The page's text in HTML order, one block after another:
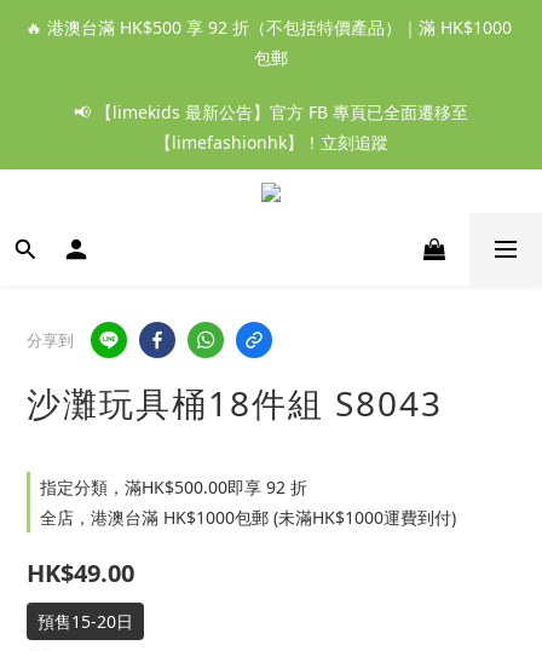
🔥 港澳台滿 HK$500 享 92 折（不包括特價產品）｜滿 HK$1000
包郵
📢 【limekids 最新公告】官方 FB 專頁已全面遷移至
【limefashionhk】！立刻追蹤
分享到
沙灘玩具桶18件組 S8043
指定分類，滿HK$500.00即享 92 折
全店，港澳台滿 HK$1000包郵 (未滿HK$1000運費到付)
HK$49.00
預售15-20日